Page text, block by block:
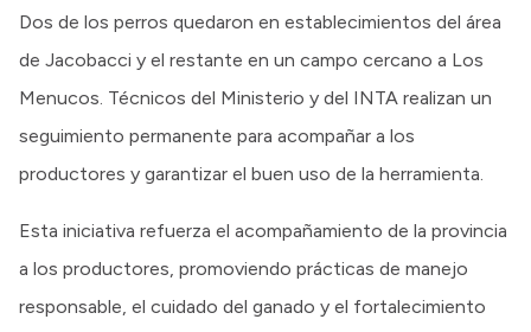
Dos de los perros quedaron en establecimientos del área
de Jacobacci y el restante en un campo cercano a Los
Menucos. Técnicos del Ministerio y del INTA realizan un
seguimiento permanente para acompañar a los
productores y garantizar el buen uso de la herramienta.
Esta iniciativa refuerza el acompañamiento de la provincia
a los productores, promoviendo prácticas de manejo
responsable, el cuidado del ganado y el fortalecimiento